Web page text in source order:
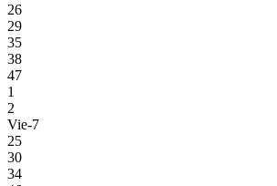
26
29
35
38
47
1
2
Vie-7
25
30
34